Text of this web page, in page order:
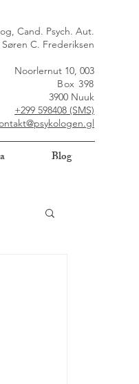
Cand. Psych. Aut.
Søren C. Frederiksen
Noorlernut 10, 003
Box 398
3900 Nuuk
+299 598408 (SMS)
Blog